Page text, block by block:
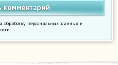
персональных данных и
.